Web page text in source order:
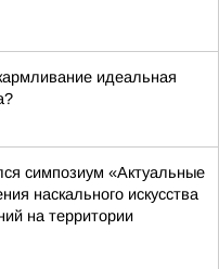
идеальная
симпозиум «Актуальные
наскального искусства
на территории